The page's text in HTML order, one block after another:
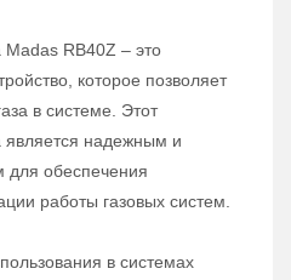
Madas RB40Z – это
которое позволяет
в системе. Этот
является надежным и
обеспечения
работы газовых систем.
в системах